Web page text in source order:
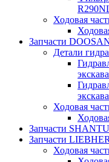
Ходовая
Запчасти
Детали
Ходовая
Запчасти
Запчасти
Ходовая